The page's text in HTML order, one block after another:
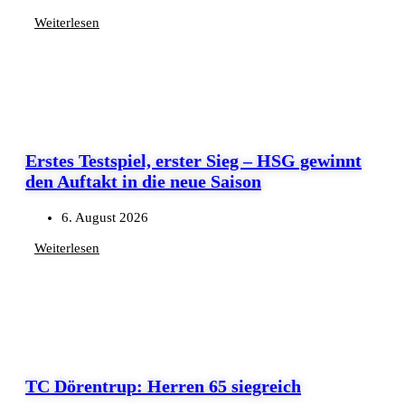
Weiterlesen
Erstes Testspiel, erster Sieg – HSG gewinnt
den Auftakt in die neue Saison
6. August 2026
Weiterlesen
TC Dörentrup: Herren 65 siegreich